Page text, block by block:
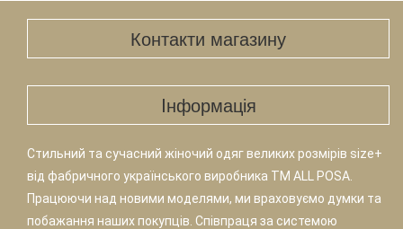
Контакти магазину
Iнформація
Стильний та сучасний жіночий одяг великих розмірів size+
від фабричного українського виробника TM ALL POSA.
Працюючи над новими моделями, ми враховуємо думки та
побажання наших покупців. Співпраця за системою